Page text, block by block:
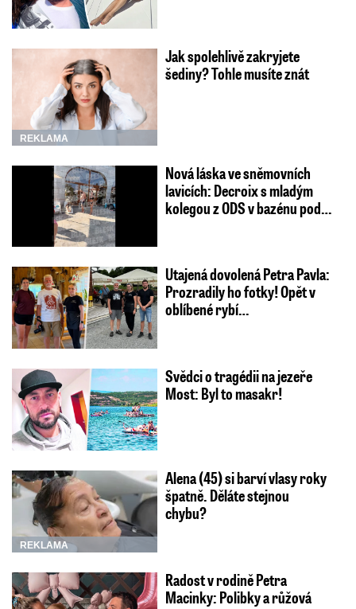
REKLAMA
Jak spolehlivě zakryjete
šediny? Tohle musíte znát
Nová láska ve sněmovních
lavicích: Decroix s mladým
kolegou z ODS v bazénu pod…
Utajená dovolená Petra Pavla:
Prozradily ho fotky! Opět v
oblíbené rybí…
Svědci o tragédii na jezeře
Most: Byl to masakr!
REKLAMA
Alena (45) si barví vlasy roky
špatně. Děláte stejnou
chybu?
Radost v rodině Petra
Macinky: Polibky a růžová